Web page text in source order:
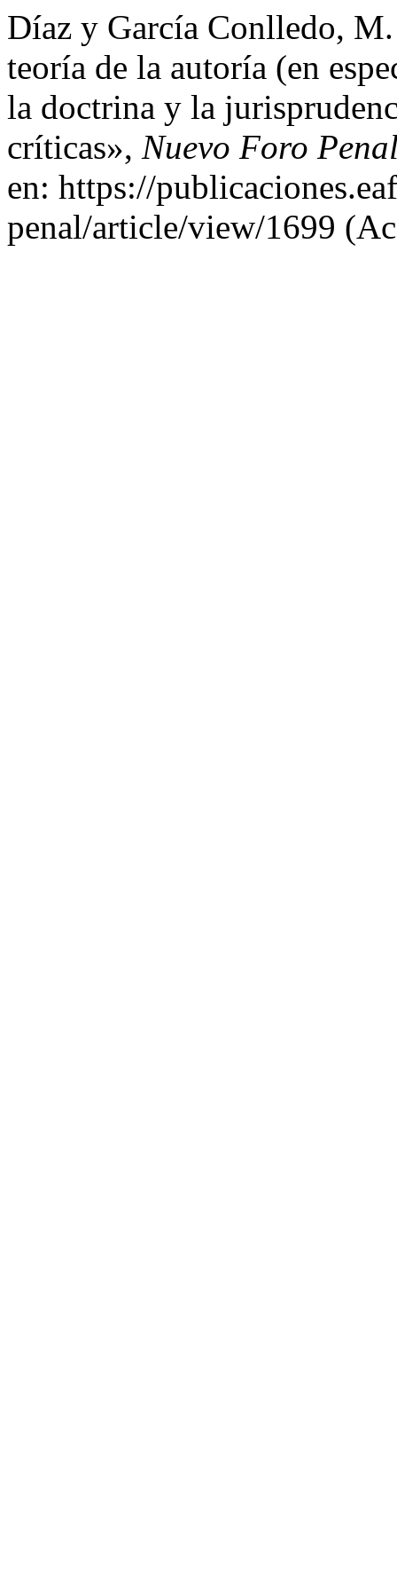
Díaz y García Conlledo,
teoría de la autoría (en
la doctrina y la
críticas», Nuevo Foro
en: https://
penal/article/view/1699